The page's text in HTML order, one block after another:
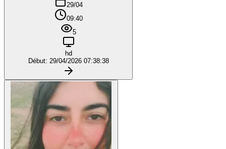
29/04
09:40
5
hd
Début: 29/04/2026 07:38:38